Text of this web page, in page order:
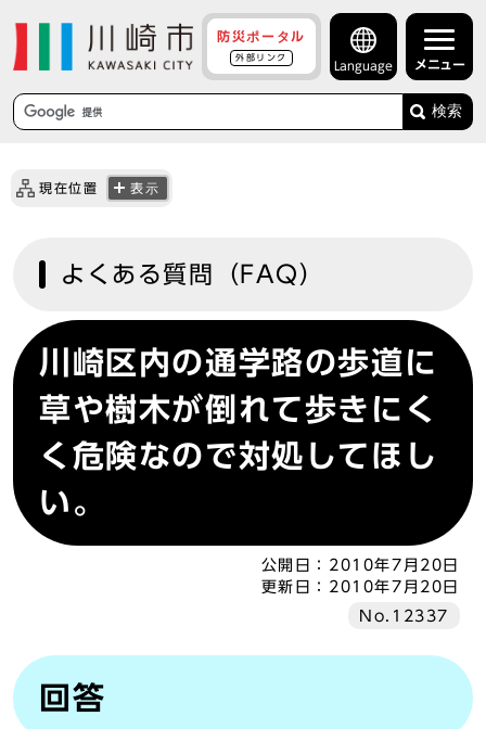
防災ポータル
外部リンク
Language メニュー
検索
現在位置 表示
よくある質問（FAQ）
川崎区内の通学路の歩道に
草や樹木が倒れて歩きにく
く危険なので対処してほし
い。
公開日： 2010年7月20日
更新日： 2010年7月20日
No.12337
回答